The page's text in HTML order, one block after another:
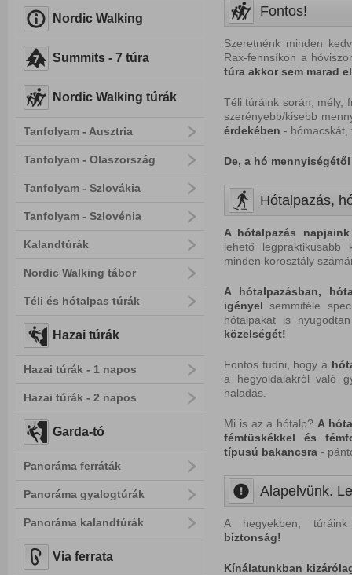
Nordic Walking
Summits - 7 túra
Nordic Walking túrák
Tanfolyam - Ausztria
Tanfolyam - Olaszország
Tanfolyam - Szlovákia
Tanfolyam - Szlovénia
Kalandtúrák
Nordic Walking tábor
Téli és hótalpas túrák
Hazai túrák
Hazai túrák - 1 napos
Hazai túrák - 2 napos
Garda-tó
Panoráma ferráták
Panoráma gyalogtúrák
Panoráma kalandtúrák
Via ferrata
Fontos!
Szeretnénk minden
Rax-fennsíkon a
túra akkor sem marad
Téli túráink során, mély,
szerényebb/kisebb
érdekében - hómacskát,
De, a hó
Hótalpazás,
A hótalpazás
lehető legpraktikusabb
minden korosztály
A hótalpazásban,
igényel semmiféle
hótalpakat is
közelségét!
Fontos tudni, hogy a
a hegyoldalakról való
haladás.
Mi is az a hótalp? A
fémtüskékkel és
típusú bakancsra -
Alapelvünk.
A hegyekben,
biztonság!
Kínálatunkban